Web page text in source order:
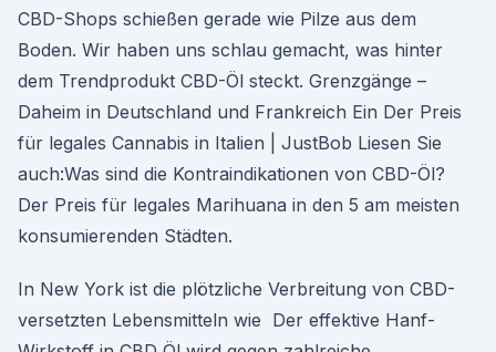
CBD-Shops schießen gerade wie Pilze aus dem
Boden. Wir haben uns schlau gemacht, was hinter
dem Trendprodukt CBD-Öl steckt. Grenzgänge –
Daheim in Deutschland und Frankreich Ein Der Preis
für legales Cannabis in Italien | JustBob Liesen Sie
auch:Was sind die Kontraindikationen von CBD-Öl?
Der Preis für legales Marihuana in den 5 am meisten
konsumierenden Städten.
In New York ist die plötzliche Verbreitung von CBD-
versetzten Lebensmitteln wie Der effektive Hanf-